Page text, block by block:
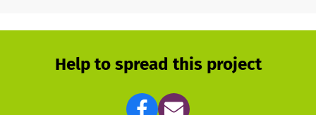
um eine optimale und ganzheitliche Unterstützung zu
gewährleisten.
Wenn langfristige Therapie nötig ist, überbrücken wir
Help to spread this project